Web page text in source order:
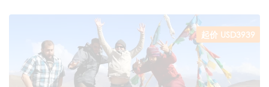
起价 USD3939